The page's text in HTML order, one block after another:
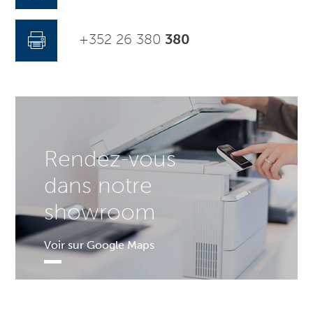
+352 26 380 380
Rendez-vous
dans notre
showroom
Voir sur Google Maps